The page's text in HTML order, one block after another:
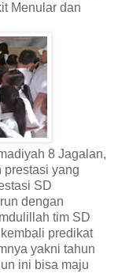
Menular dan
8 Jagalan,
prestasi yang
SD
dengan
tim SD
predikat
yakni tahun
ini bisa maju